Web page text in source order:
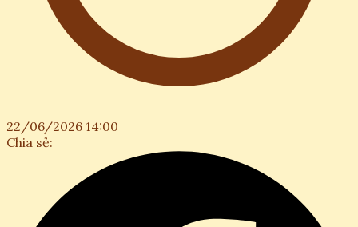
22/06/2026 14:00
Chia sẻ: